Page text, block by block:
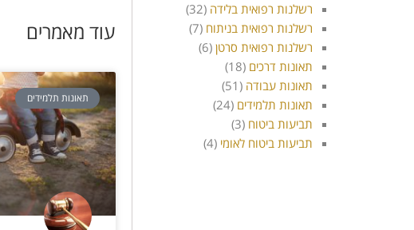
רשלנות רפואית בלידה (32)
רשלנות רפואית בניתוח (7)
רשלנות רפואית סרטן (6)
תאונות דרכים (18)
תאונות עבודה (51)
תאונות תלמידים (24)
תביעות ביטוח (3)
תביעות ביטוח לאומי (4)
עוד מאמרים
תאונות תלמידים